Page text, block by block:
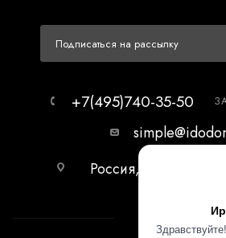
Подписаться на рассылку
+7(495)740-35-50
Россия, г.Москва,